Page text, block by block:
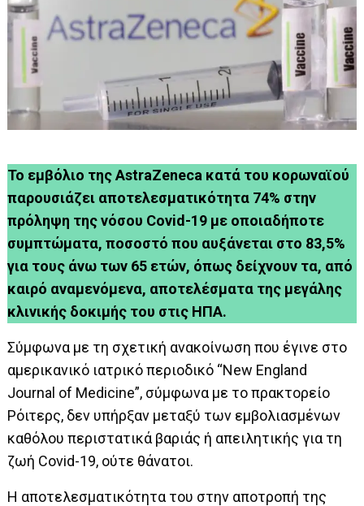
Το εμβόλιο της AstraZeneca κατά του κορωναϊού
παρουσιάζει αποτελεσματικότητα 74% στην
πρόληψη της νόσου Covid-19 με οποιαδήποτε
συμπτώματα, ποσοστό που αυξάνεται στο 83,5%
για τους άνω των 65 ετών, όπως δείχνουν τα, από
καιρό αναμενόμενα, αποτελέσματα της μεγάλης
κλινικής δοκιμής του στις ΗΠΑ.
Σύμφωνα με τη σχετική ανακοίνωση που έγινε στο
αμερικανικό ιατρικό περιοδικό “New England
Journal of Medicine”, σύμφωνα με το πρακτορείο
Ρόιτερς, δεν υπήρξαν μεταξύ των εμβολιασμένων
καθόλου περιστατικά βαριάς ή απειλητικής για τη
ζωή Covid-19, ούτε θάνατοι.
Η αποτελεσματικότητα του στην αποτροπή της